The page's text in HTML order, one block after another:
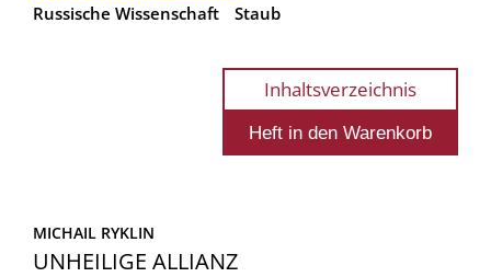
Russische Wissenschaft
Staub
Inhaltsverzeichnis
MICHAIL RYKLIN
UNHEILIGE ALLIANZ